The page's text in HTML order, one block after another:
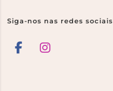
Siga-nos nas redes sociais